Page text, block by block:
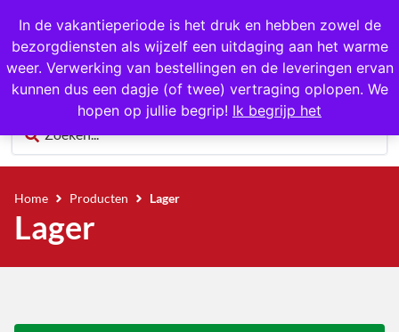
In de vakantieperiode is het druk en hebben zowel de
bezorgdiensten als wijzelf een uitdaging aan het warme
weer. Verwerking van bestellingen en de leveringen ervan
kunnen dus een dagje (of twee) vertraging oplopen. We
hopen op jullie begrip! Ik begrijp het
1000+ producten op voorraad
0
Home Producten Lager
Lager